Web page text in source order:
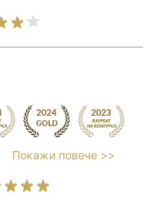
Покажи повече >>